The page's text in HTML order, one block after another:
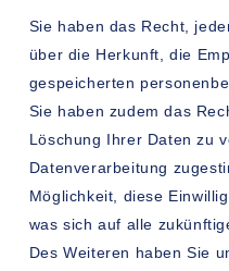
Sie haben das Recht,
über die Herkunft, die
gespeicherten
Sie haben zudem das
Löschung Ihrer Daten zu
Datenverarbeitung
Möglichkeit, diese
was sich auf alle
Des Weiteren haben Sie